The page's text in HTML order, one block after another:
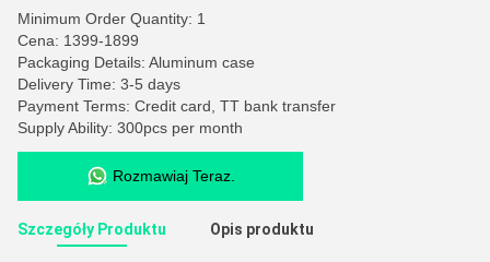
Minimum Order Quantity: 1
Cena: 1399-1899
Packaging Details: Aluminum case
Delivery Time: 3-5 days
Payment Terms: Credit card, TT bank transfer
Supply Ability: 300pcs per month
Rozmawiaj Teraz.
Szczegóły Produktu Opis produktu